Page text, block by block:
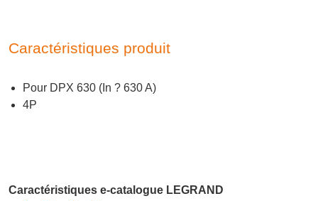
Caractéristiques produit
Pour DPX 630 (In ? 630 A)
4P
Caractéristiques e-catalogue LEGRAND